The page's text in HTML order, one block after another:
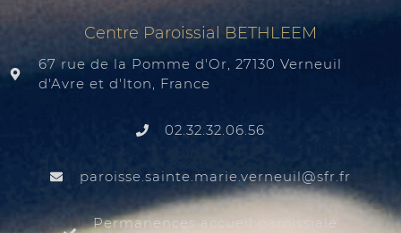
Centre Paroissial BETHLEEM
67 rue de la Pomme d'Or, 27130 Verneuil
d'Avre et d'Iton, France
02.32.32.06.56
rf.rfs
@liuenrev.eiram.etnias.essiorap
Permanences accueil paroissiale